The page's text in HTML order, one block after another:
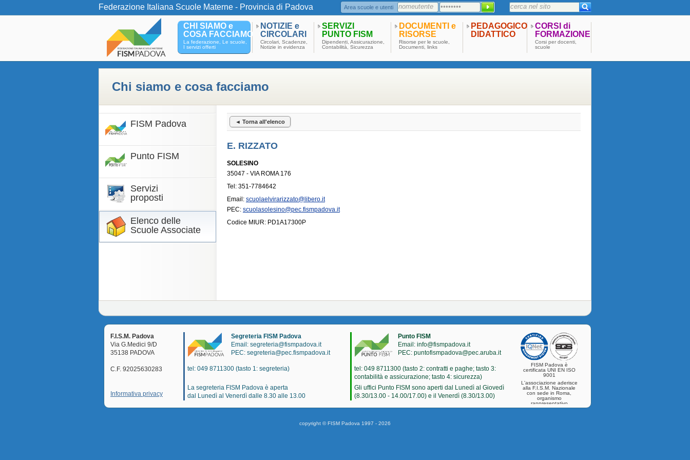
Federazione Italiana Scuole Materne - Provincia di Padova Area scuole e utenti
CHI SIAMO e
COSA FACCIAMO
La federazione, Le scuole,
I servizi offerti
NOTIZIE e
CIRCOLARI
Circolari, Scadenze,
Notizie in evidenza
SERVIZI
PUNTO FISM
Dipendenti, Assicurazione,
Contabilità, Sicurezza
DOCUMENTI e
RISORSE
Risorse per le scuole,
Documenti, links
PEDAGOGICO
DIDATTICO
CORSI di
FORMAZIONE
Corsi per docenti,
scuole
Chi siamo e cosa facciamo
FISM Padova
Punto FISM
Servizi
proposti
Elenco delle
Scuole Associate
◄ Torna all'elenco
E. RIZZATO
SOLESINO
35047 - VIA ROMA 176
Tel: 351-7784642
Email: scuolaelvirarizzato@libero.it
PEC: scuolasolesino@pec.fismpadova.it
Codice MIUR: PD1A17300P
F.I.S.M. Padova
Via G.Medici 9/D
35138 PADOVA
C.F. 92025630283
Informativa privacy
Segreteria FISM Padova
Email: segreteria@fismpadova.it
PEC: segreteria@pec.fismpadova.it
tel: 049 8711300 (tasto 1: segreteria)
La segreteria FISM Padova è aperta
dal Lunedì al Venerdì dalle 8.30 alle 13.00
Punto FISM
Email: info@fismpadova.it
PEC: puntofismpadova@pec.aruba.it
tel: 049 8711300 (tasto 2: contratti e paghe; tasto 3:
contabilità e assicurazione; tasto 4: sicurezza)
Gli uffici Punto FISM sono aperti dal Lunedì al Giovedì
(8.30/13.00 - 14.00/17.00) e il Venerdì (8.30/13.00)
FISM Padova è
certificata UNI EN ISO
9001
L'associazione aderisce
alla F.I.S.M. Nazionale
con sede in Roma,
organismo
rappresentativo
nazionale della
copyright © FISM Padova 1997 - 2026